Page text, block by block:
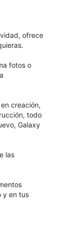
ofrece
fotos o
creación,
todo
Galaxy
las
y en tus